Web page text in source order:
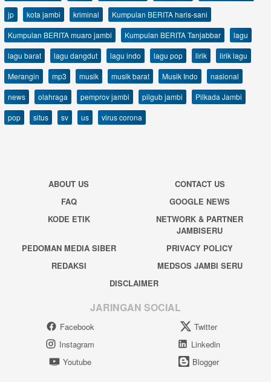
jp
kota jambi kriminal
Kumpulan BERITA haris-sani
Kumpulan BERITA muaro jambi
Kumpulan BERITA Tanjabbar
lagu
lagu barat
lagu dangdut lagu indo lagu pop lirik
lirik lagu
Merangin
mp3 musik musik barat Musik Indo
nasional
news
olahraga pemprov jambi pilgub jambi
Pilkada Jambi
pop
situs sv us virus corona
ABOUT US
CONTACT US
FAQ
GOOGLE NEWS
KODE ETIK
NETWORK & PARTNER
JAMBISERU
PEDOMAN MEDIA SIBER
PRIVACY POLICY
REDAKSI
MEDSOS JAMBI SERU
DISCLAIMER
JARINGAN SOCIAL
Facebook
Twitter
Instagram
Linkedin
Youtube
Blogger